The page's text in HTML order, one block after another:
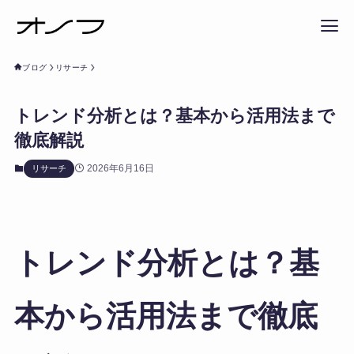
ブログ リサーチ
トレンド分析とは？基本から活用法まで
徹底解説
リサーチ 2026年6月16日
トレンド分析とは？基
本から活用法まで徹底